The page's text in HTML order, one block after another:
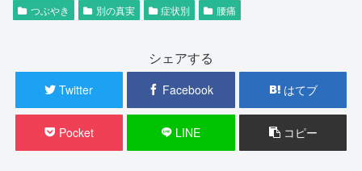
つぶやき 別の真実 症状別 腰痛
シェアする
Twitter Facebook はてブ
Pocket LINE コピー